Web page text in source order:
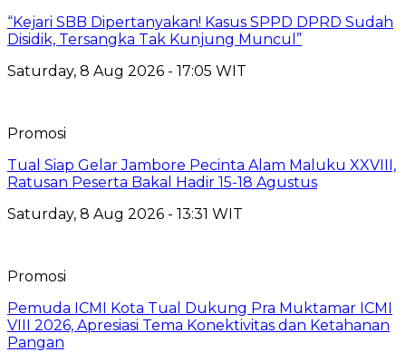
“Kejari SBB Dipertanyakan! Kasus SPPD DPRD Sudah
Disidik, Tersangka Tak Kunjung Muncul”
Saturday, 8 Aug 2026 - 17:05 WIT
Promosi
Tual Siap Gelar Jambore Pecinta Alam Maluku XXVIII,
Ratusan Peserta Bakal Hadir 15-18 Agustus
Saturday, 8 Aug 2026 - 13:31 WIT
Promosi
Pemuda ICMI Kota Tual Dukung Pra Muktamar ICMI
VIII 2026, Apresiasi Tema Konektivitas dan Ketahanan
Pangan